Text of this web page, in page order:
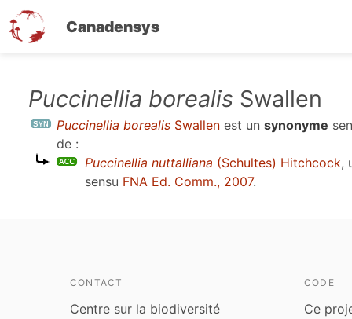
Canadensys
contenu
Puccinellia borealis Swallen
Puccinellia borealis Swallen est un synonyme
de :
Puccinellia nuttalliana (Schultes) Hitchcock,
sensu FNA Ed. Comm., 2007.
CONTACT
Centre sur la biodiversité
CODE
Ce